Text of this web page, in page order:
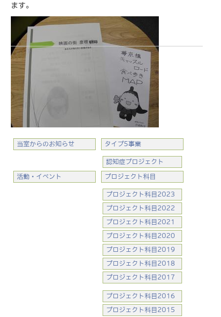
ます。
当室からのお知らせ タイプ5事業
認知症プロジェクト
活動・イベント プロジェクト科目
プロジェクト科目2023
プロジェクト科目2022
プロジェクト科目2021
プロジェクト科目2020
プロジェクト科目2019
プロジェクト科目2018
プロジェクト科目2017
プロジェクト科目2016
プロジェクト科目2015